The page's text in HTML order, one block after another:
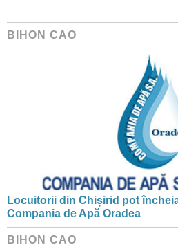
BIHON CAO
Locuitorii din Chișirid pot
Compania de Apă Oradea
BIHON CAO